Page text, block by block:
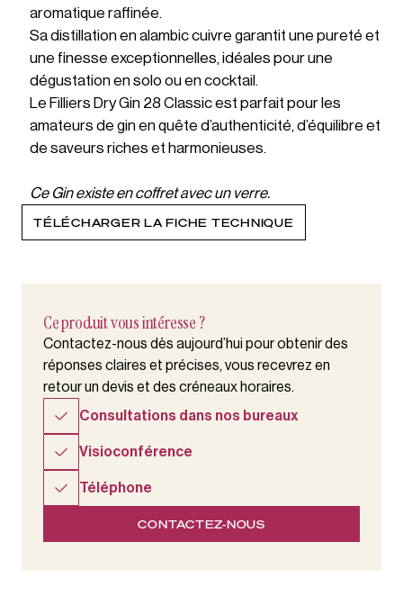
aromatique raffinée.
Sa distillation en alambic cuivre garantit une pureté et
une finesse exceptionnelles, idéales pour une
dégustation en solo ou en cocktail.
Le Filliers Dry Gin 28 Classic est parfait pour les
amateurs de gin en quête d’authenticité, d’équilibre et
de saveurs riches et harmonieuses.
Ce Gin existe en coffret avec un verre.
TÉLÉCHARGER LA FICHE TECHNIQUE
Ce produit vous intéresse ?
Contactez-nous dès aujourd’hui pour obtenir des
réponses claires et précises, vous recevrez en
retour un devis et des créneaux horaires.
Consultations dans nos bureaux
Visioconférence
Téléphone
CONTACTEZ-NOUS